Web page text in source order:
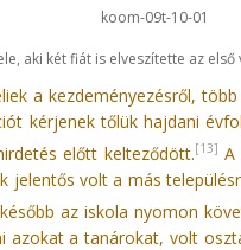
aki két fiát is elveszítette az
a kezdeményezésről,
kérjenek tőlük hajdani
előtt kelteződött.[13] A
jelentős volt a más
az iskola nyomon
azokat a tanárokat, volt